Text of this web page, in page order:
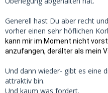
Zurück zum Thema.
Sugardads sind auch meist
besitzt tatsächlich einen
Wofür zahlen wir SDs also
Generell hast Du aber recht
vorher einen sehr höflichen
kann mir im Moment nicht
anzufangen, derälter als mein
Und dann wieder- gibt es eine
attraktiv bin.
Und kaum was fordert.